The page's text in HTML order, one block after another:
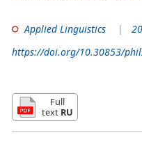
Applied Linguistics
https://doi.org/10.30853/
Full
text RU